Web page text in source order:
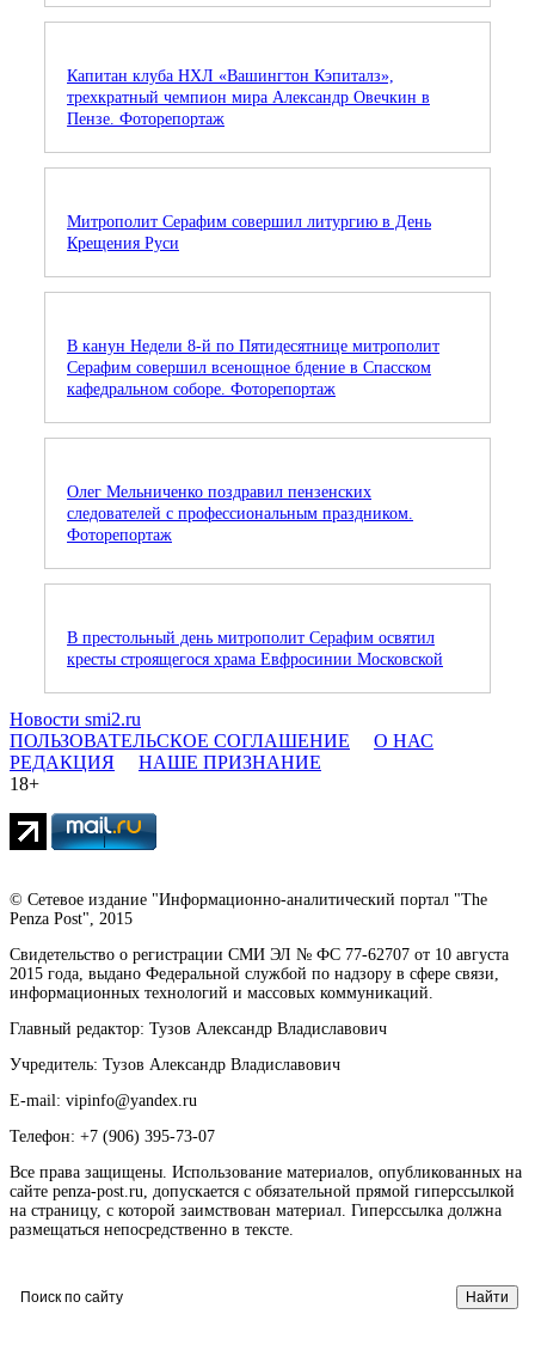
Капитан клуба НХЛ «Вашингтон Кэпиталз»,
трехкратный чемпион мира Александр Овечкин в
Пензе. Фоторепортаж
Митрополит Серафим совершил литургию в День
Крещения Руси
В канун Недели 8-й по Пятидесятнице митрополит
Серафим совершил всенощное бдение в Спасском
кафедральном соборе. Фоторепортаж
Олег Мельниченко поздравил пензенских
следователей с профессиональным праздником.
Фоторепортаж
В престольный день митрополит Серафим освятил
кресты строящегося храма Евфросинии Московской
Новости smi2.ru
ПОЛЬЗОВАТЕЛЬСКОЕ СОГЛАШЕНИЕ
О НАС
РЕДАКЦИЯ
НАШЕ ПРИЗНАНИЕ
18+
© Сетевое издание "Информационно-аналитический портал "The
Penza Post", 2015
Свидетельство о регистрации СМИ ЭЛ № ФС 77-62707 от 10 августа
2015 года, выдано Федеральной службой по надзору в сфере связи,
информационных технологий и массовых коммуникаций.
Главный редактор: Тузов Александр Владиславович
Учредитель: Тузов Александр Владиславович
E-mail: vipinfo@yandex.ru
Телефон: +7 (906) 395-73-07
Все права защищены. Использование материалов, опубликованных на
сайте penza-post.ru, допускается с обязательной прямой гиперссылкой
на страницу, с которой заимствован материал. Гиперссылка должна
размещаться непосредственно в тексте.